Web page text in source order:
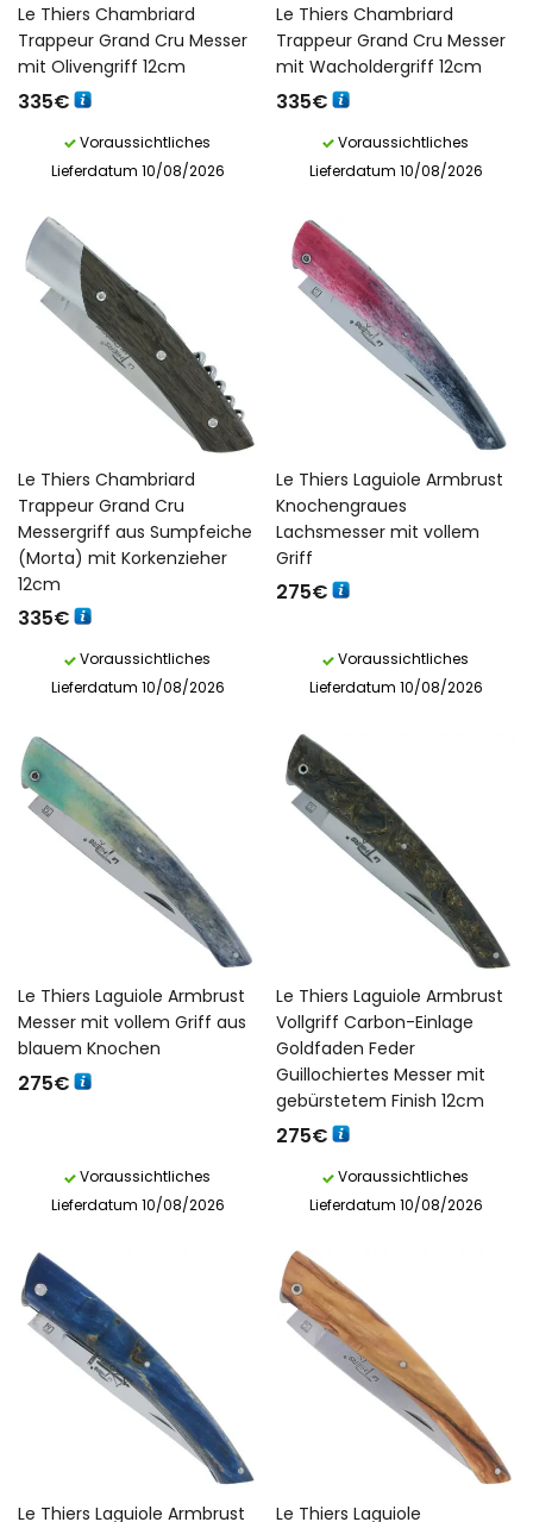
Le Thiers Chambriard
Trappeur Grand Cru Messer
mit Olivengriff 12cm
335€
Voraussichtliches
Lieferdatum 10/08/2026
Le Thiers Chambriard
Trappeur Grand Cru Messer
mit Wacholdergriff 12cm
335€
Voraussichtliches
Lieferdatum 10/08/2026
Le Thiers Chambriard
Trappeur Grand Cru
Messergriff aus Sumpfeiche
(Morta) mit Korkenzieher
12cm
335€
Voraussichtliches
Lieferdatum 10/08/2026
Le Thiers Laguiole Armbrust
Knochengraues
Lachsmesser mit vollem
Griff
275€
Voraussichtliches
Lieferdatum 10/08/2026
Le Thiers Laguiole Armbrust
Messer mit vollem Griff aus
blauem Knochen
275€
Voraussichtliches
Lieferdatum 10/08/2026
Le Thiers Laguiole Armbrust
Vollgriff Carbon-Einlage
Goldfaden Feder
Guillochiertes Messer mit
gebürstetem Finish 12cm
275€
Voraussichtliches
Lieferdatum 10/08/2026
Le Thiers Laguiole Armbrust Le Thiers Laguiole